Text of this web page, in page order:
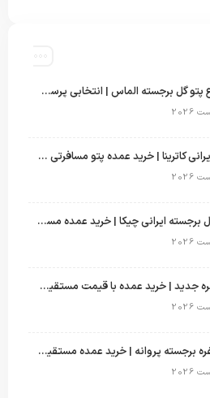
مرکز فروش انواع پتو گل برجسته الماس | انتخابی پرسود برای عمده‌فروشان
پتو گل برجسته ایرانی کاترینا | خرید عمده پتو مسافرتی با قیمت تولیدی
قیمت پتوهای گل برجسته ایرانی چیکا | خرید عمده مستقیم با سود بالا
پتو گلبافت دونفره جدید | خرید عمده با قیمت مستقیم و طرح‌های پرفروش بازار
قیمت پتو تک نفره برجسته پروانه | خرید عمده مستقیم با بهترین قیمت بازار